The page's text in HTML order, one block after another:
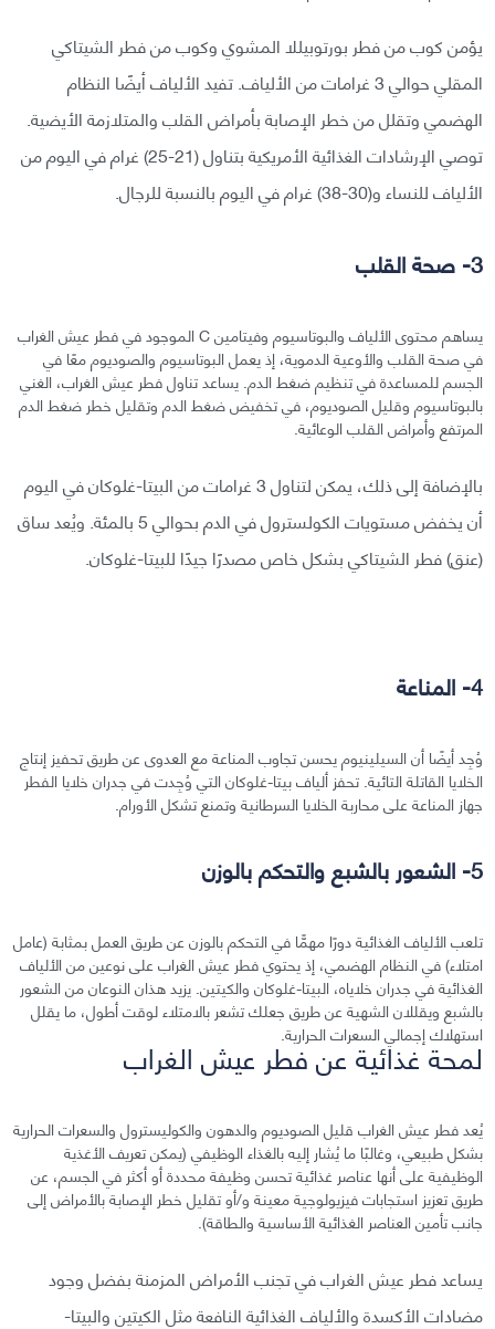
يؤمن كوب من فطر بورتوبيللا المشوي وكوب من فطر الشيتاكي
المقلي حوالي 3 غرامات من الألياف. تفيد الألياف أيضًا النظام
الهضمي وتقلل من خطر الإصابة بأمراض القلب والمتلازمة الأيضية.
توصي الإرشادات الغذائية الأمريكية بتناول (21-25) غرام في اليوم من
الألياف للنساء و(30-38) غرام في اليوم بالنسبة للرجال.
3- صحة القلب
يساهم محتوى الألياف والبوتاسيوم وفيتامين C الموجود في فطر عيش الغراب
في صحة القلب والأوعية الدموية، إذ يعمل البوتاسيوم والصوديوم معًا في
الجسم للمساعدة في تنظيم ضغط الدم. يساعد تناول فطر عيش الغراب، الغني
بالبوتاسيوم وقليل الصوديوم، في تخفيض ضغط الدم وتقليل خطر ضغط الدم
المرتفع وأمراض القلب الوعائية.
بالإضافة إلى ذلك، يمكن لتناول 3 غرامات من البيتا-غلوكان في اليوم
أن يخفض مستويات الكولسترول في الدم بحوالي 5 بالمئة. ويُعد ساق
(عنق) فطر الشيتاكي بشكل خاص مصدرًا جيدًا للبيتا-غلوكان.
4- المناعة
وُجِد أيضًا أن السيلينيوم يحسن تجاوب المناعة مع العدوى عن طريق تحفيز إنتاج
الخلايا القاتلة التائية. تحفز ألياف بيتا-غلوكان التي وُجِدت في جدران خلايا الفطر
جهاز المناعة على محاربة الخلايا السرطانية وتمنع تشكل الأورام.
5- الشعور بالشبع والتحكم بالوزن
تلعب الألياف الغذائية دورًا مهمًّا في التحكم بالوزن عن طريق العمل بمثابة (عامل
امتلاء) في النظام الهضمي، إذ يحتوي فطر عيش الغراب علی نوعين من الألياف
الغذائية في جدران خلاياه، البيتا-غلوكان والكيتين. يزيد هذان النوعان من الشعور
بالشبع ويقللان الشهية عن طريق جعلك تشعر بالامتلاء لوقت أطول، ما يقلل
استهلاك إجمالي السعرات الحرارية.
لمحة غذائية عن فطر عيش الغراب
يُعد فطر عيش الغراب قليل الصوديوم والدهون والكوليسترول والسعرات الحرارية
بشكل طبيعي، وغالبًا ما يُشار إليه بالغذاء الوظيفي (يمكن تعريف الأغذية
الوظيفية على أنها عناصر غذائية تحسن وظيفة محددة أو أكثر في الجسم، عن
طريق تعزيز استجابات فيزيولوجية معينة و/أو تقليل خطر الإصابة بالأمراض إلى
جانب تأمين العناصر الغذائية الأساسية والطاقة).
يساعد فطر عيش الغراب في تجنب الأمراض المزمنة بفضل وجود
مضادات الأكسدة والألياف الغذائية النافعة مثل الكيتين والبيتا-